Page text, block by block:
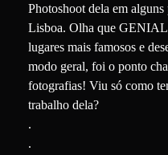
Photoshoot dela em
Lisboa. Olha que
lugares mais famosos e
modo geral, foi o ponto
fotografias! Viu só como
trabalho dela?
.
.